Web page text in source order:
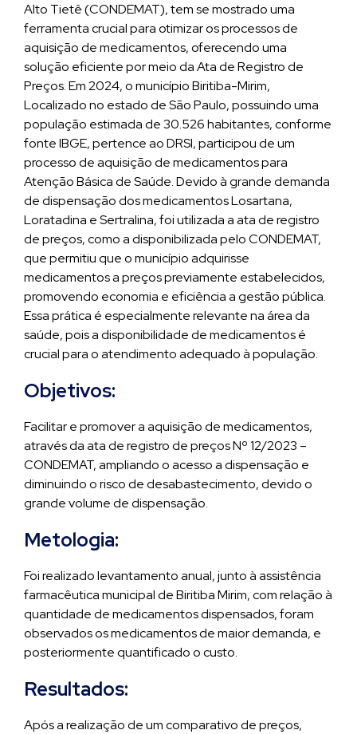
Alto Tietê (CONDEMAT), tem se mostrado uma
ferramenta crucial para otimizar os processos de
aquisição de medicamentos, oferecendo uma
solução eficiente por meio da Ata de Registro de
Preços. Em 2024, o município Biritiba-Mirim,
Localizado no estado de São Paulo, possuindo uma
população estimada de 30.526 habitantes, conforme
fonte IBGE, pertence ao DRSI, participou de um
processo de aquisição de medicamentos para
Atenção Básica de Saúde. Devido à grande demanda
de dispensação dos medicamentos Losartana,
Loratadina e Sertralina, foi utilizada a ata de registro
de preços, como a disponibilizada pelo CONDEMAT,
que permitiu que o município adquirisse
medicamentos a preços previamente estabelecidos,
promovendo economia e eficiência a gestão pública.
Essa prática é especialmente relevante na área da
saúde, pois a disponibilidade de medicamentos é
crucial para o atendimento adequado à população.
Objetivos:
Facilitar e promover a aquisição de medicamentos,
através da ata de registro de preços Nº 12/2023 –
CONDEMAT, ampliando o acesso a dispensação e
diminuindo o risco de desabastecimento, devido o
grande volume de dispensação.
Metologia:
Foi realizado levantamento anual, junto à assistência
farmacêutica municipal de Biritiba Mirim, com relação à
quantidade de medicamentos dispensados, foram
observados os medicamentos de maior demanda, e
posteriormente quantificado o custo.
Resultados:
Após a realização de um comparativo de preços,